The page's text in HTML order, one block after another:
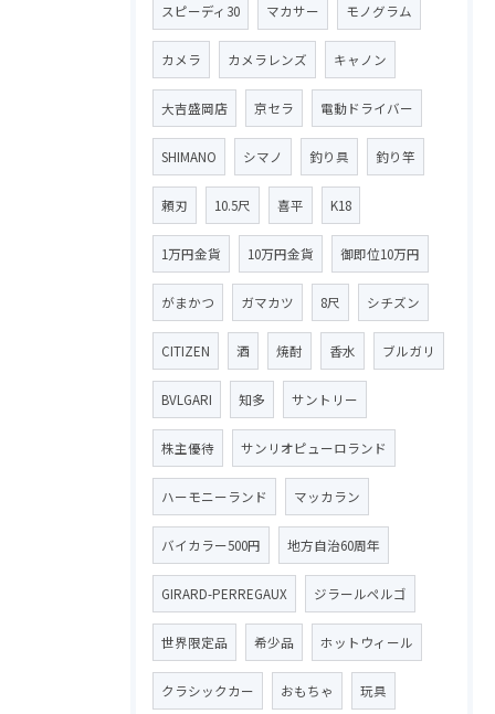
スピーディ30 マカサー モノグラム
カメラ カメラレンズ キャノン
大吉盛岡店 京セラ 電動ドライバー
SHIMANO シマノ 釣り具 釣り竿
頼刃 10.5尺 喜平 K18
1万円金貨 10万円金貨 御即位10万円
がまかつ ガマカツ 8尺 シチズン
CITIZEN 酒 焼酎 香水 ブルガリ
BVLGARI 知多 サントリー
株主優待 サンリオピューロランド
ハーモニーランド マッカラン
バイカラー500円 地方自治60周年
GIRARD-PERREGAUX ジラールペルゴ
世界限定品 希少品 ホットウィール
クラシックカー おもちゃ 玩具